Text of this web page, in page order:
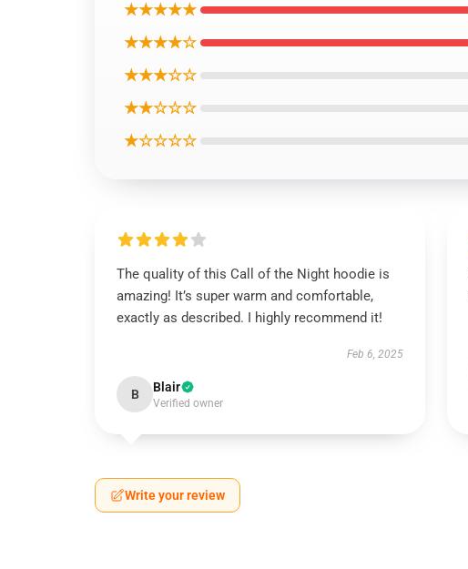
★★★★★
★★★★☆
★★★☆☆
★★☆☆☆
★☆☆☆☆
The quality of this Call of the Night hoodie is
amazing! It’s super warm and comfortable,
exactly as described. I highly recommend it!
Feb 6, 2025
B Blair
Verified owner
Write your review